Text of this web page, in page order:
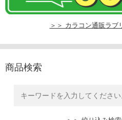
＞＞ カラコン通販ラブ
商品検索